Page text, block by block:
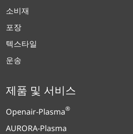
소비재
포장
텍스타일
운송
제품 및 서비스
Openair-Plasma®
AURORA-Plasma